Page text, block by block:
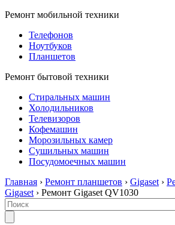
Ремонт мобильной техники
Телефонов
Ноутбуков
Планшетов
Ремонт бытовой техники
Стиральных машин
Холодильников
Телевизоров
Кофемашин
Морозильных камер
Сушильных машин
Посудомоечных машин
Главная › Ремонт планшетов › Gigaset ›
Gigaset › Ремонт Gigaset QV1030